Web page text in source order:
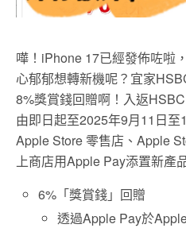
嘩！iPhone 17已經發佈咗啦
心郁郁想轉新機呢？宜家
8%獎賞錢回贈啊！入返
由即日起至2025年9月11日
Apple Store 零售店、Apple
上商店用Apple Pay添置新產
6%「獎賞錢」回贈
透過Apple Pay於